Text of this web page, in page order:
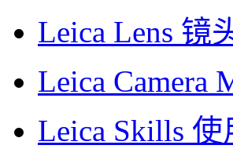
Leica Lens 镜
Leica Camera
Leica Skills